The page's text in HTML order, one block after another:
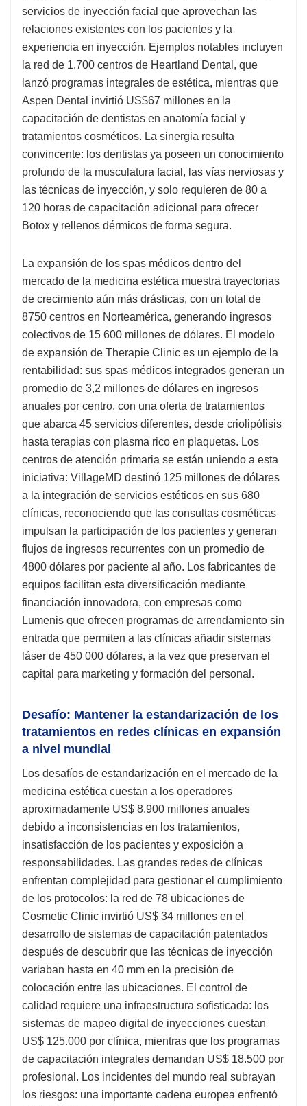
servicios de inyección facial que aprovechan las
relaciones existentes con los pacientes y la
experiencia en inyección. Ejemplos notables incluyen
la red de 1.700 centros de Heartland Dental, que
lanzó programas integrales de estética, mientras que
Aspen Dental invirtió US$67 millones en la
capacitación de dentistas en anatomía facial y
tratamientos cosméticos. La sinergia resulta
convincente: los dentistas ya poseen un conocimiento
profundo de la musculatura facial, las vías nerviosas y
las técnicas de inyección, y solo requieren de 80 a
120 horas de capacitación adicional para ofrecer
Botox y rellenos dérmicos de forma segura.
La expansión de los spas médicos dentro del
mercado de la medicina estética muestra trayectorias
de crecimiento aún más drásticas, con un total de
8750 centros en Norteamérica, generando ingresos
colectivos de 15 600 millones de dólares. El modelo
de expansión de Therapie Clinic es un ejemplo de la
rentabilidad: sus spas médicos integrados generan un
promedio de 3,2 millones de dólares en ingresos
anuales por centro, con una oferta de tratamientos
que abarca 45 servicios diferentes, desde criolipólisis
hasta terapias con plasma rico en plaquetas. Los
centros de atención primaria se están uniendo a esta
iniciativa: VillageMD destinó 125 millones de dólares
a la integración de servicios estéticos en sus 680
clínicas, reconociendo que las consultas cosméticas
impulsan la participación de los pacientes y generan
flujos de ingresos recurrentes con un promedio de
4800 dólares por paciente al año. Los fabricantes de
equipos facilitan esta diversificación mediante
financiación innovadora, con empresas como
Lumenis que ofrecen programas de arrendamiento sin
entrada que permiten a las clínicas añadir sistemas
láser de 450 000 dólares, a la vez que preservan el
capital para marketing y formación del personal.
Desafío: Mantener la estandarización de los
tratamientos en redes clínicas en expansión
a nivel mundial
Los desafíos de estandarización en el mercado de la
medicina estética cuestan a los operadores
aproximadamente US$ 8.900 millones anuales
debido a inconsistencias en los tratamientos,
insatisfacción de los pacientes y exposición a
responsabilidades. Las grandes redes de clínicas
enfrentan complejidad para gestionar el cumplimiento
de los protocolos: la red de 78 ubicaciones de
Cosmetic Clinic invirtió US$ 34 millones en el
desarrollo de sistemas de capacitación patentados
después de descubrir que las técnicas de inyección
variaban hasta en 40 mm en la precisión de
colocación entre las ubicaciones. El control de
calidad requiere una infraestructura sofisticada: los
sistemas de mapeo digital de inyecciones cuestan
US$ 125.000 por clínica, mientras que los programas
de capacitación integrales demandan US$ 18.500 por
profesional. Los incidentes del mundo real subrayan
los riesgos: una importante cadena europea enfrentó